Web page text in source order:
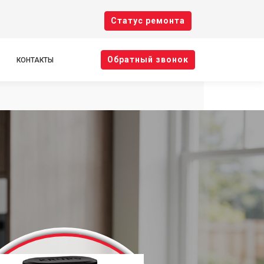
Cтатус ремонта
КОНТАКТЫ Oбратный звонок